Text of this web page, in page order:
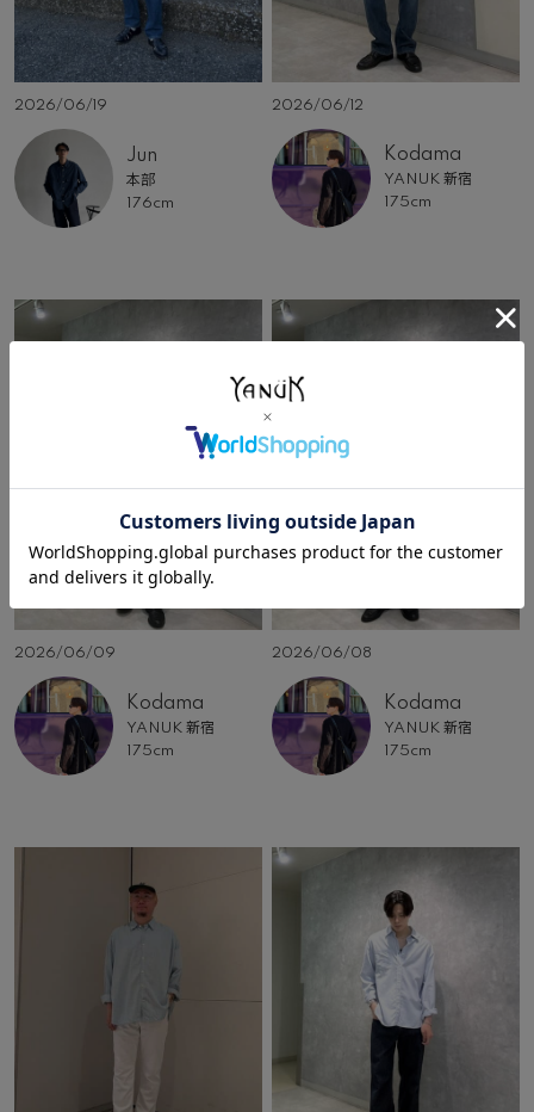
2026/06/19
Jun
本部
176cm
2026/06/12
Kodama
YANUK 新宿
175cm
2026/06/09
Kodama
YANUK 新宿
175cm
2026/06/08
Kodama
YANUK 新宿
175cm